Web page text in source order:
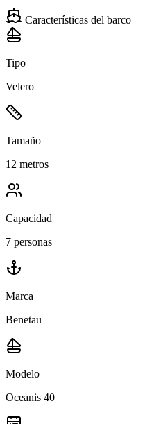
Características del barco
Tipo
Velero
Tamaño
12 metros
Capacidad
7 personas
Marca
Benetau
Modelo
Oceanis 40